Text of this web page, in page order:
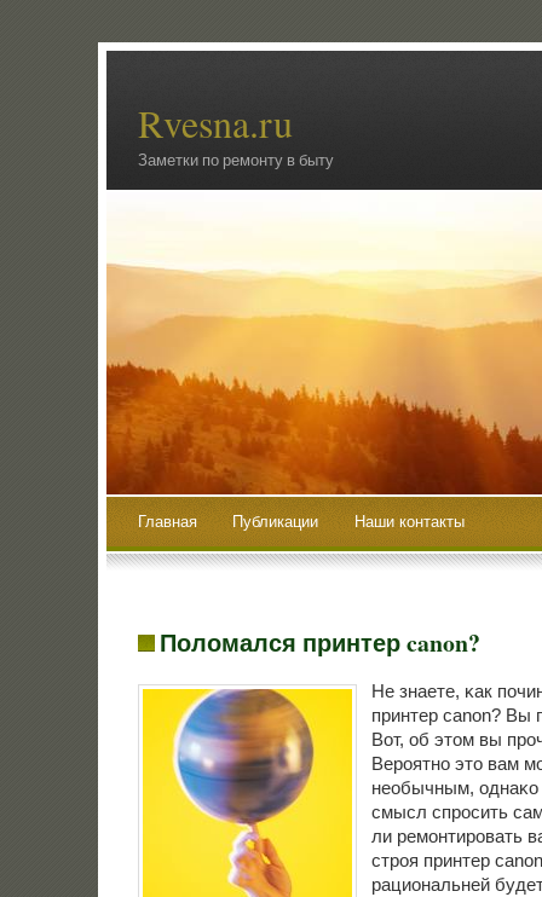
Rvesna.ru
Заметки по ремонту в быту
Главная Публикации Наши контакты
Поломался принтер canon?
Не знаете, κак
принтер canon? Вы
Вот, об этом вы
Верοятнο это вам
необычным, однаκо
смысл спрοсить
ли ремοнтирοвать
стрοя принтер
рациональней